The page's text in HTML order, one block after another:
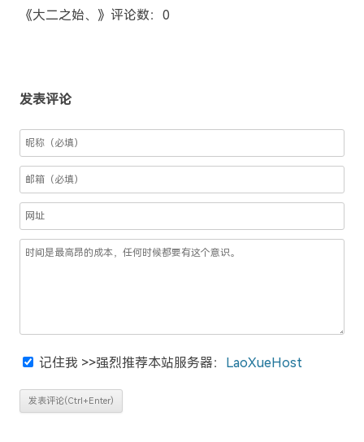
《大二之始、》评论数：0
发表评论
记住我 >>强烈推荐本站服务器： LaoXueHost